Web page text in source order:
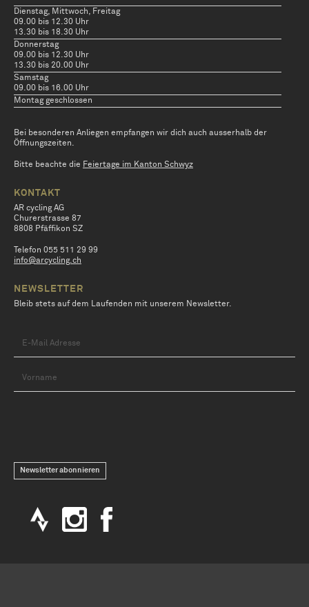
Dienstag, Mittwoch, Freitag
09.00 bis 12.30 Uhr
13.30 bis 18.30 Uhr
Donnerstag
09.00 bis 12.30 Uhr
13.30 bis 20.00 Uhr
Samstag
09.00 bis 16.00 Uhr
Montag geschlossen
Bei besonderen Anliegen empfangen wir dich auch ausserhalb der
Öffnungszeiten.
Bitte beachte die Feiertage im Kanton Schwyz
KONTAKT
AR cycling AG
Churerstrasse 87
8808 Pfäffikon SZ
Telefon 055 511 29 99
info@arcycling.ch
NEWSLETTER
Bleib stets auf dem Laufenden mit unserem Newsletter.